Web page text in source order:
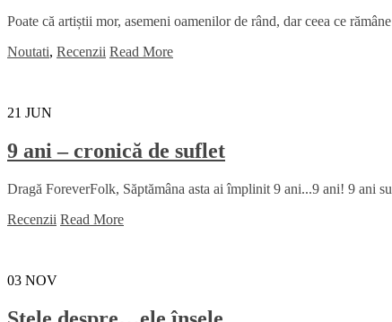
Poate că artiștii mor, asemeni oamenilor de rând, dar ceea ce
Noutati, Recenzii Read More
21 JUN
9 ani – cronică de suflet
Dragă ForeverFolk, Săptămâna asta ai împlinit 9 ani...9 ani! 9 ani
Recenzii Read More
03 NOV